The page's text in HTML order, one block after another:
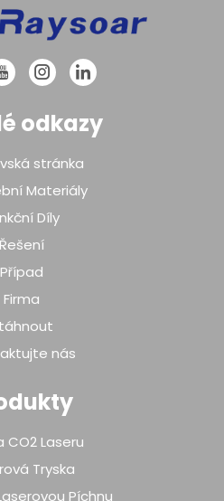
odkazy
stránka
Materiály
Díly
Řešení
Případ
Firma
nás
CO2 Laseru
Tryska
Píchnu